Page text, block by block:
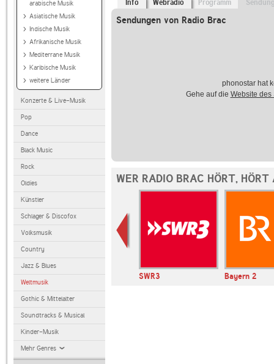
arabische Musik
Asiatische Musik
Indische Musik
Afrikanische Musik
Mediterrane Musik
Karibische Musik
weitere Länder
Konzerte & Live-Musik
Pop
Dance
Black Music
Rock
Oldies
Künstler
Schlager & Discofox
Volksmusik
Country
Jazz & Blues
Weltmusik
Gothic & Mittelalter
Soundtracks & Musical
Kinder-Musik
Mehr Genres
Info Webradio Programm
Sendungen von Radio Brac
phonostar hat
Gehe auf die Website des
WER RADIO BRAC HÖRT, HÖRT
SWR3 Bayern 2